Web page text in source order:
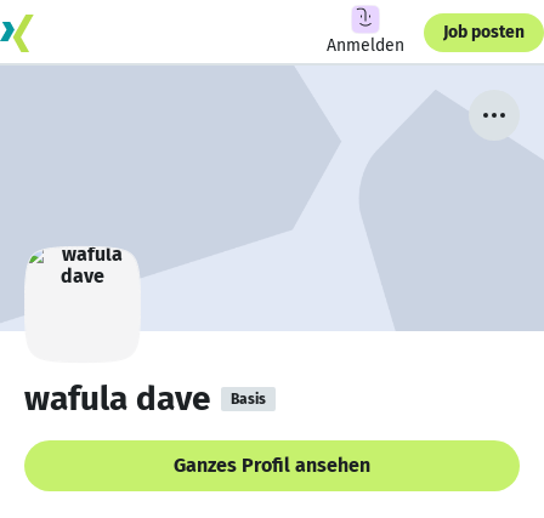
Anmelden
Job posten
wafula dave Basis
Ganzes Profil ansehen